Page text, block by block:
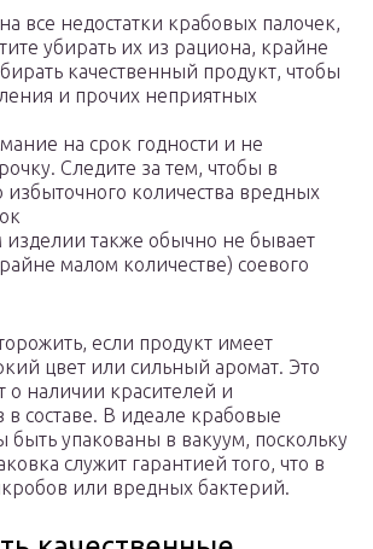
все недостатки крабовых палочек,
убирать их из рациона, крайне
качественный продукт, чтобы
и прочих неприятных
на срок годности и не
Следите за тем, чтобы в
избыточного количества вредных
изделии также обычно не бывает
малом количестве) соевого
если продукт имеет
цвет или сильный аромат. Это
о наличии красителей и
в составе. В идеале крабовые
быть упакованы в вакуум, поскольку
служит гарантией того, что в
или вредных бактерий.